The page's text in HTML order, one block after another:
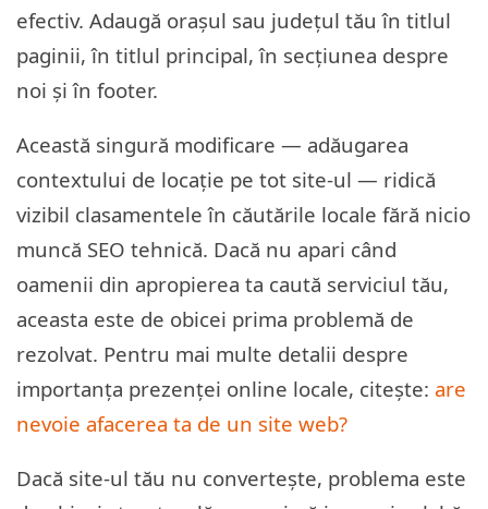
efectiv. Adaugă orașul sau județul tău în titlul
paginii, în titlul principal, în secțiunea despre
noi și în footer.
Această singură modificare — adăugarea
contextului de locație pe tot site-ul — ridică
vizibil clasamentele în căutările locale fără nicio
muncă SEO tehnică. Dacă nu apari când
oamenii din apropierea ta caută serviciul tău,
aceasta este de obicei prima problemă de
rezolvat. Pentru mai multe detalii despre
importanța prezenței online locale, citește: are
nevoie afacerea ta de un site web?
Dacă site-ul tău nu convertește, problema este